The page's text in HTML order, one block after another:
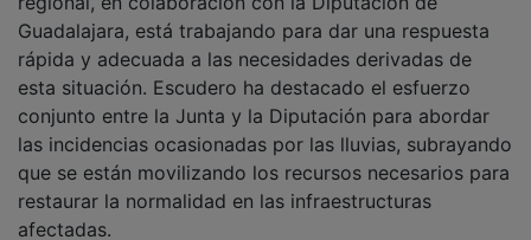
Guadalajara, está trabajando para dar una respuesta
rápida y adecuada a las necesidades derivadas de
esta situación. Escudero ha destacado el esfuerzo
conjunto entre la Junta y la Diputación para abordar
las incidencias ocasionadas por las lluvias, subrayando
que se están movilizando los recursos necesarios para
restaurar la normalidad en las infraestructuras
afectadas.